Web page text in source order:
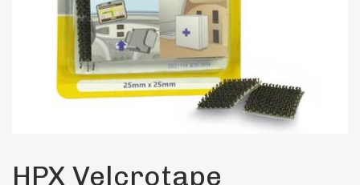
Bilstereo
Transport Udstyr
Olie
Kemi
HPX Velcrotape